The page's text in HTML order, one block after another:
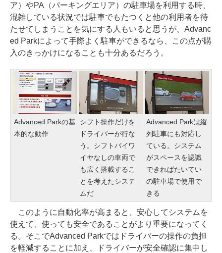
ア）やPA（パーキングエリア）の駐車場を利用する時、
混雑している状況では駐車でもたつくと他の利用者を待
たせてしまうことを気にする人もいると思うが、Advanc
ed Parkによって手際よく駐車ができるなら、この点が購
入のきっかけになることも十分あるだろう。
Advanced Parkの基
本的な動作
シフト操作だけを
ドライバーが行な
う。シフトバイワ
イヤなしの車両で
も広く搭載するこ
とを考えたシステ
ムだ
Advanced Parkは縦
列駐車にも対応し
ている。システム
がスペースを認識
できればたいてい
の駐車場で使用で
きる
このように自動化率が高まると、安心してシステムを
使えて、使っても安全であることがより重要になってく
る。そこでAdvanced Parkではドライバーの操作の負担
を軽減することに加え、ドライバーが安全確認に集中し